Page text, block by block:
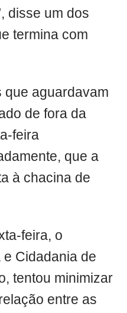
disse um dos
termina com
que aguardavam
de fora da
feira
que a
à chacina de
feira, o
Cidadania de
tentou minimizar
entre as